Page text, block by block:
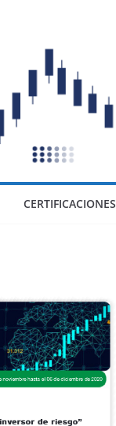
CERTIFICACIONES